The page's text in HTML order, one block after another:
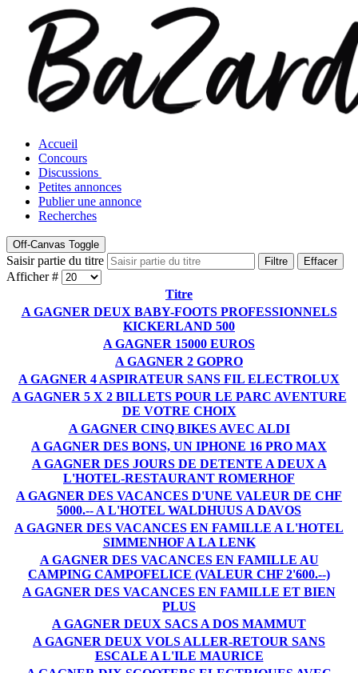
Accueil
Concours
Discussions
Petites annonces
Publier une annonce
Recherches
Off-Canvas Toggle
Saisir partie du titre Filtre Effacer
Afficher #
Titre
A GAGNER DEUX BABY-FOOTS PROFESSIONNELS
KICKERLAND 500
A GAGNER 15000 EUROS
A GAGNER 2 GOPRO
A GAGNER 4 ASPIRATEUR SANS FIL ELECTROLUX
A GAGNER 5 X 2 BILLETS POUR LE PARC AVENTURE
DE VOTRE CHOIX
A GAGNER CINQ BIKES AVEC ALDI
A GAGNER DES BONS, UN IPHONE 16 PRO MAX
A GAGNER DES JOURS DE DETENTE A DEUX A
L'HOTEL-RESTAURANT ROMERHOF
A GAGNER DES VACANCES D'UNE VALEUR DE CHF
5000.-- A L'HOTEL WALDHUUS A DAVOS
A GAGNER DES VACANCES EN FAMILLE A L'HOTEL
SIMMENHOF A LA LENK
A GAGNER DES VACANCES EN FAMILLE AU
CAMPING CAMPOFELICE (VALEUR CHF 2'600.--)
A GAGNER DES VACANCES EN FAMILLE ET BIEN
PLUS
A GAGNER DEUX SACS A DOS MAMMUT
A GAGNER DEUX VOLS ALLER-RETOUR SANS
ESCALE A L'ILE MAURICE